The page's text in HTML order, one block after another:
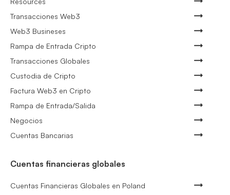
Transacciones Web3
Web3 Busineses
Rampa de Entrada Cripto
Transacciones Globales
Custodia de Cripto
Factura Web3 en Cripto
Rampa de Entrada/Salida
Negocios
Cuentas Bancarias
Cuentas financieras globales
Cuentas Financieras Globales en Poland